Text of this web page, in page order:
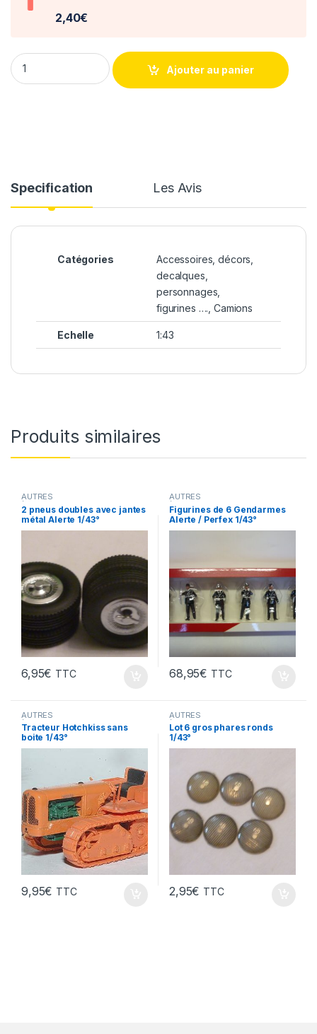
2,40€
Lot de 3 pare-brise camion 1/43° quantity
Ajouter au panier
Specification Les Avis
Catégories
Accessoires, décors,
decalques,
personnages,
figurines …., Camions
Echelle 1:43
Produits similaires
AUTRES
(accessoires,tracteurs,velos,TP
...)
2 pneus doubles avec jantes
métal Alerte 1/43°
6,95€ TTC
AUTRES
(accessoires,tracteurs,velos,TP
...),VÉHICULES INTERVENTION
(gendarmerie, pompiers, police,
Figurines de 6 Gendarmes
Alerte / Perfex 1/43°
68,95€ TTC
AUTRES
(accessoires,tracteurs,velos,TP
...)
Tracteur Hotchkiss sans
boite 1/43°
9,95€ TTC
AUTRES
(accessoires,tracteurs,velos,TP
...),VÉHICULES INTERVENTION
(gendarmerie, pompiers, police,
Lot 6 gros phares ronds
1/43°
2,95€ TTC